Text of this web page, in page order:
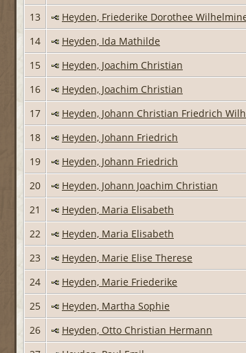
13
Heyden, Friederike Dorothee
14
Heyden, Ida Mathilde
15
Heyden, Joachim Christian
16
Heyden, Joachim Christian
17
Heyden, Johann Christian Friedrich
18
Heyden, Johann Friedrich
19
Heyden, Johann Friedrich
20
Heyden, Johann Joachim Christian
21
Heyden, Maria Elisabeth
22
Heyden, Maria Elisabeth
23
Heyden, Marie Elise Therese
24
Heyden, Marie Friederike
25
Heyden, Martha Sophie
26
Heyden, Otto Christian Hermann